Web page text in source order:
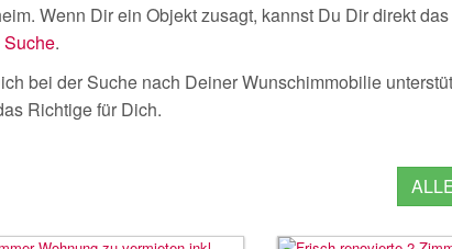
Wenn Dir ein Objekt zusagt, kannst Du Dir direkt
Suche.
bei der Suche nach Deiner Wunschimmobilie
Richtige für Dich.